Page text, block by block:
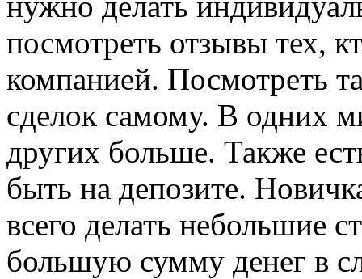
посмотреть отзывы тех,
компанией. Посмотреть
сделок самому. В одних
других больше. Также
быть на депозите.
всего делать небольшие
большую сумму денег в